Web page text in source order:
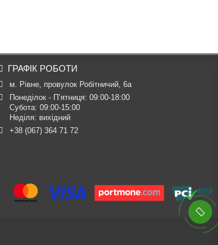
ГРАФІК РОБОТИ
м. Рівне, провулок Робітничий, 6а
Понеділок - П’ятниця: 09:00-18:00
Субота: 09:00-15:00
Неділя: вихідний
+38 (067) 364 71 72